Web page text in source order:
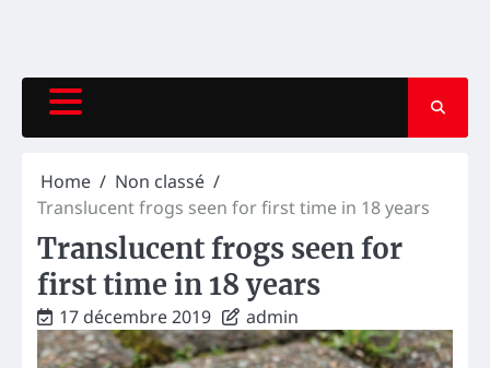
Home
Non classé
Translucent frogs seen for first time in 18 years
Translucent frogs seen for
first time in 18 years
17 décembre 2019 admin